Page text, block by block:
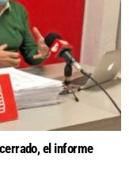
el informe